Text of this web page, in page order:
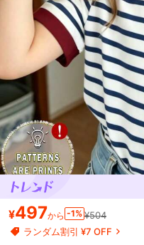
¥497から -1% ¥504
ランダム割引 ¥7 OFF